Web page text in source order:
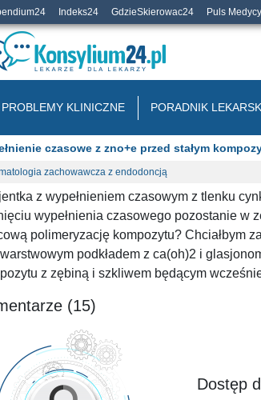
Indeks24 GdzieSkierowac24 Puls
PROBLEMY KLINICZNE PORADNIK
czasowe z zno+e przed stałym
zachowawcza z endodoncją
z wypełnieniem czasowym z tlenku
wypełnienia czasowego pozostanie w
polimeryzację kompozytu? Chciałbym
podkładem z ca(oh)2 i
z zębiną i szkliwem będącym
(15)
Dostęp